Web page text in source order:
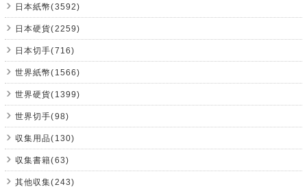
日本紙幣(3592)
日本硬貨(2259)
日本切手(716)
世界紙幣(1566)
世界硬貨(1399)
世界切手(98)
収集用品(130)
収集書籍(63)
其他収集(243)